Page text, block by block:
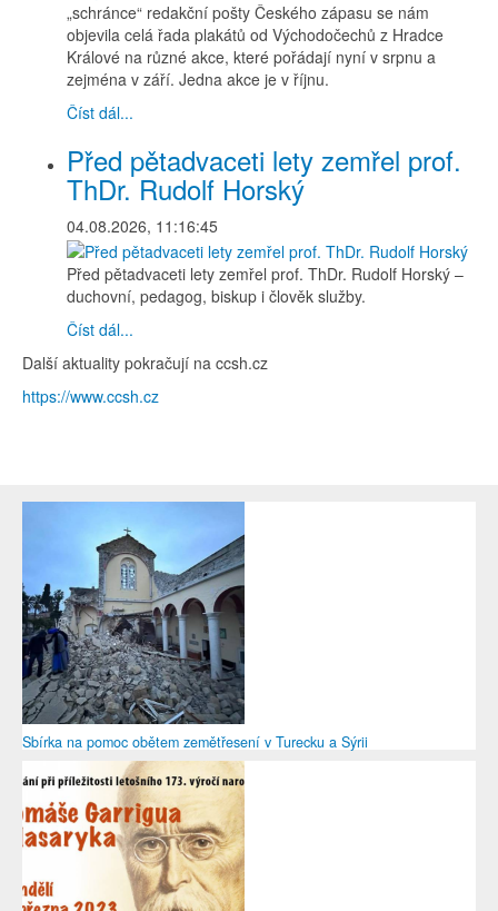
„schránce“ redakční pošty Českého zápasu se nám
objevila celá řada plakátů od Východočechů z Hradce
Králové na různé akce, které pořádají nyní v srpnu a
zejména v září. Jedna akce je v říjnu.
Číst dál...
Před pětadvaceti lety zemřel prof.
ThDr. Rudolf Horský
04.08.2026, 11:16:45
Před pětadvaceti lety zemřel prof. ThDr. Rudolf Horský –
duchovní, pedagog, biskup i člověk služby.
Číst dál...
Další aktuality pokračují na ccsh.cz
https://www.ccsh.cz
Sbírka na pomoc obětem zemětřesení v Turecku a Sýrii